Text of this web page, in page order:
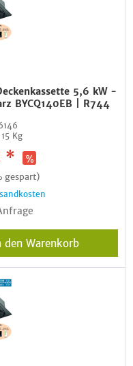
5,6 kW -
BYCQ140EB | R744
15 Kg
*
gespart)
den Warenkorb